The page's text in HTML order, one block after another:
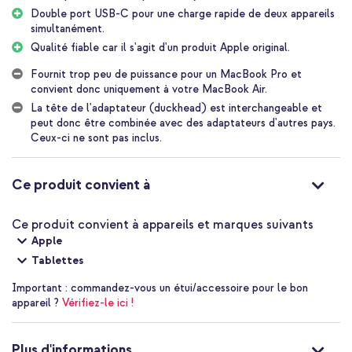
MacBook Air et iPad. Deux fois plus de puissance, deux fois plus
de commodité. Convient également pour la charge rapide de
votre iPhone !
Charge mondiale
Cet adaptateur est également parfait pour les voyageurs.
Combinez le chargeur avec l'Apple World Travel Adapter Kit (non
inclus) et chargez facilement vos appareils lorsque vous voyagez.
La tête de l'adaptateur (duckhead) est interchangeable, ce qui
vous permet de l'adapter facilement aux prises électriques de
différents pays.
Produit Apple original
toujours à fonctionner de manière optimale avec votre appareil.
Contrairement aux adaptateurs ordinaires qui peuvent perdre leur
compatibilité avec votre appareil au fil du temps.
Pourquoi l'Apple 35W Dual USB-C Power Adapter UK ?
Deux ports USB-C
Double port USB-C pour une charge rapide de deux appareils
simultanément.
Qualité fiable car il s'agit d'un produit Apple original.
Fournit trop peu de puissance pour un MacBook Pro et
convient donc uniquement à votre MacBook Air.
La tête de l'adaptateur (duckhead) est interchangeable et
peut donc être combinée avec des adaptateurs d'autres pays.
Ceux-ci ne sont pas inclus.
Ce produit convient à
Ce produit convient à appareils et marques suivants
Apple
Tablettes
Important : commandez-vous un étui/accessoire pour le bon
appareil ? Vérifiez-le ici !